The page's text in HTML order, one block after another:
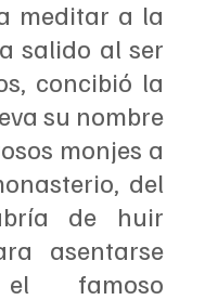
meditar a la
salido al ser
concibió la
su nombre
monjes a
del
de huir
asentarse
famoso